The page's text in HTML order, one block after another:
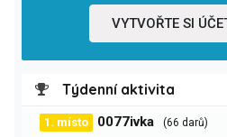
VYTVOŘTE SI
Týdenní aktivita
1. místo 0077ivka (66 darů)